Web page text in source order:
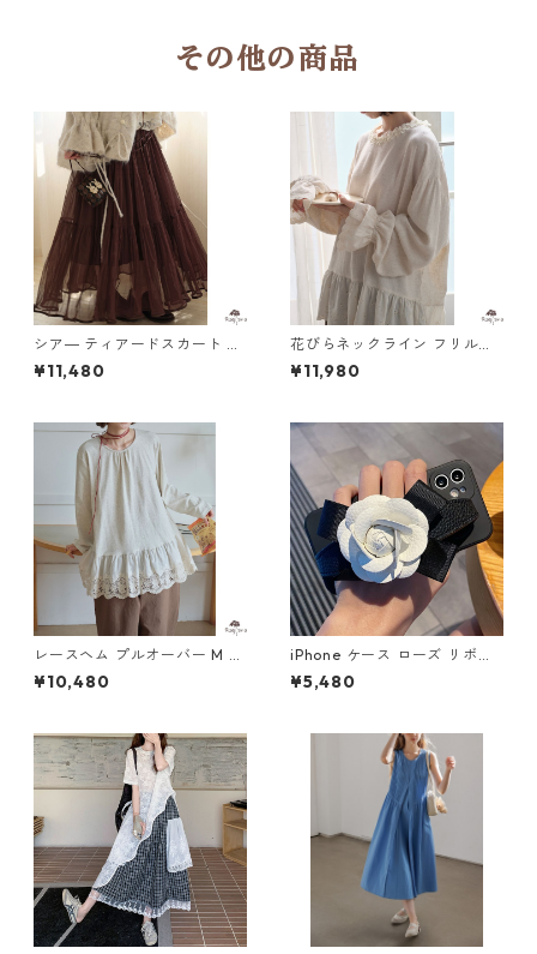
その他の商品
シア― ティアードスカート M
2col 250413
¥11,480
花びらネックライン フリルブ
ラウス M 250412
¥11,980
レースヘム プルオーバー M 25
0417
¥10,480
iPhone ケース ローズ リボン
スマホケース M 250368
¥5,480